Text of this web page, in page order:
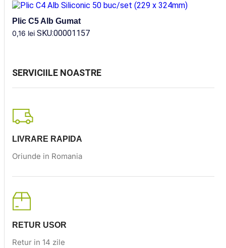
Plic C5 Alb Gumat
0,16 lei SKU:00001157
SERVICIILE NOASTRE
LIVRARE RAPIDA
Oriunde in Romania
RETUR USOR
Retur in 14 zile